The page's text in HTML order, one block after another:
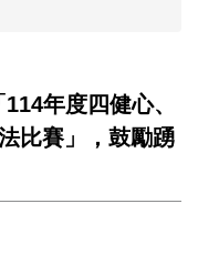
年度四健心、
比賽」，鼓勵踴